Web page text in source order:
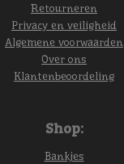
Retourneren
Privacy en veiligheid
Algemene voorwaarden
Over ons
Klantenbeoordeling
Shop:
Bankjes